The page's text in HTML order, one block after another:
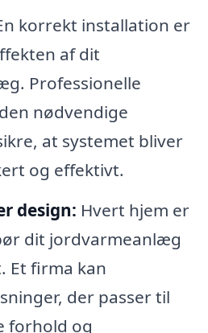
korrekt installation er
af dit
Professionelle
nødvendige
at systemet bliver
og effektivt.
design: Hvert hjem er
dit jordvarmeanlæg
Et firma kan
der passer til
forhold og